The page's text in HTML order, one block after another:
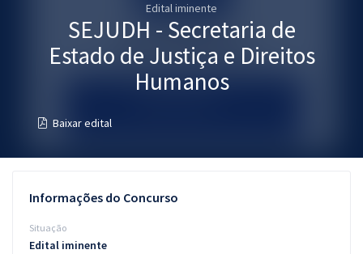
Graduação
Mentorias
Conteúdo gratuito
Blog
Edital iminente
SEJUDH - Secretaria de
Estado de Justiça e Direitos
Humanos
Baixar edital
Informações do Concurso
Situação
Edital iminente